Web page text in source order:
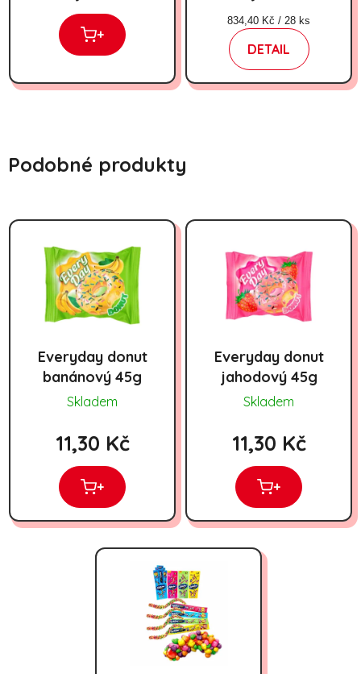
+
Měrná cena:
834,40 Kč / 28 ks
DETAIL
Podobné produkty
Everyday donut
banánový 45g
Skladem
11,30 Kč
+
Everyday donut
jahodový 45g
Skladem
11,30 Kč
+